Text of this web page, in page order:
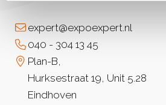
expert@expoexpert.nl
040 - 304 13 45
Plan-B,
Hurksestraat 19, Unit 5.28
Eindhoven